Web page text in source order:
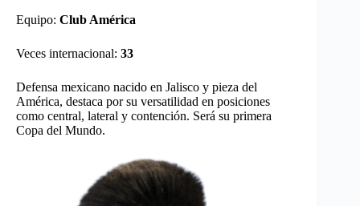
Equipo: Club América
Veces internacional: 33
Defensa mexicano nacido en Jalisco y pieza del
América, destaca por su versatilidad en posiciones
como central, lateral y contención. Será su primera
Copa del Mundo.